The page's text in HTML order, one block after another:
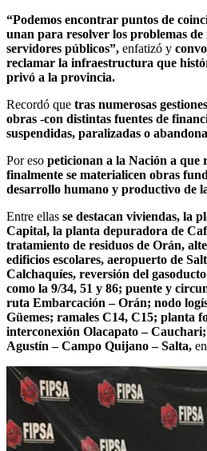
“Podemos encontrar puntos de
unan para resolver los problemas de
servidores públicos”, enfatizó y
reclamar la infraestructura que
privó a la provincia.
Recordó que tras numerosas
obras -con distintas fuentes de
suspendidas, paralizadas o
Por eso peticionan a la Nación a que
finalmente se materialicen obras
desarrollo humano y productivo de
Entre ellas se destacan viviendas, la
Capital, la planta depuradora de
tratamiento de residuos de Orán,
edificios escolares, aeropuerto de
Calchaquíes, reversión del
como la 9/34, 51 y 86; puente y
ruta Embarcación – Orán; nodo
Güemes; ramales C14, C15; planta
interconexión Olacapato –
Agustín – Campo Quijano – Salta,